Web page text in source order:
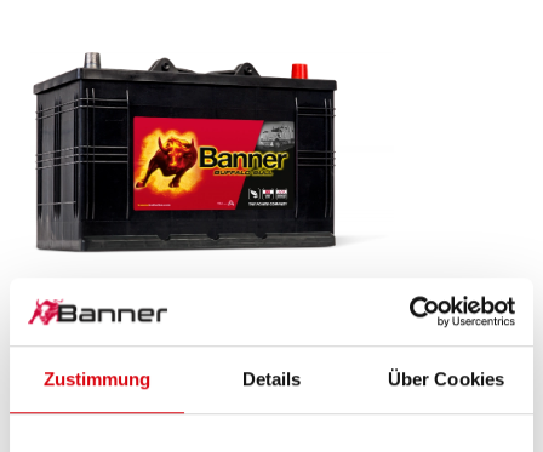
Zustimmung Details Über Cookies
Buffalo Bull SLI
610 11
Das Aushängeschild der Banner Markenqualität.